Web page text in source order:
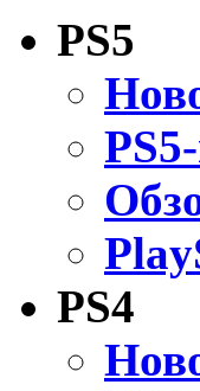
PS5
PS4